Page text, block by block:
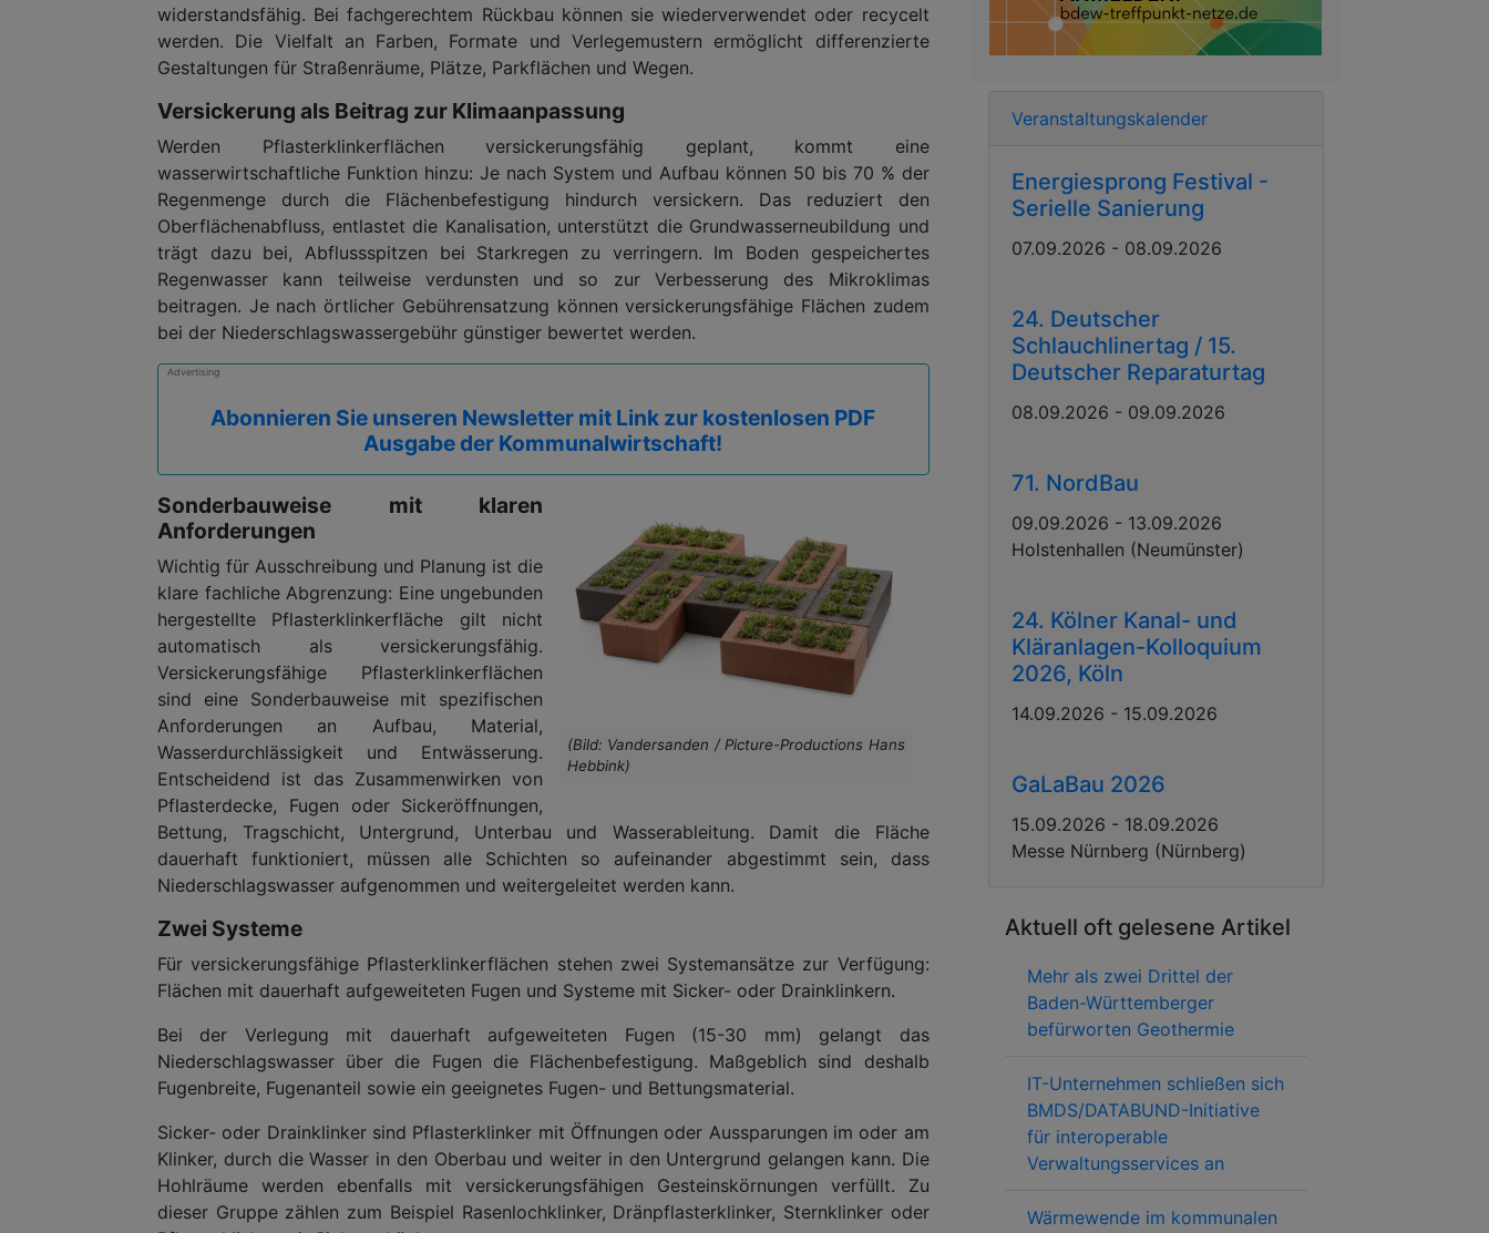
widerstandsfähig. Bei fachgerechtem Rückbau können sie wiederverwendet oder recycelt
werden. Die Vielfalt an Farben, Formate und Verlegemustern ermöglicht differenzierte
Gestaltungen für Straßenräume, Plätze, Parkflächen und Wegen.
Versickerung als Beitrag zur Klimaanpassung
Werden Pflasterklinkerflächen versickerungsfähig geplant, kommt eine
wasserwirtschaftliche Funktion hinzu: Je nach System und Aufbau können 50 bis 70 % der
Regenmenge durch die Flächenbefestigung hindurch versickern. Das reduziert den
Oberflächenabfluss, entlastet die Kanalisation, unterstützt die Grundwasserneubildung und
trägt dazu bei, Abflussspitzen bei Starkregen zu verringern. Im Boden gespeichertes
Regenwasser kann teilweise verdunsten und so zur Verbesserung des Mikroklimas
beitragen. Je nach örtlicher Gebührensatzung können versickerungsfähige Flächen zudem
bei der Niederschlagswassergebühr günstiger bewertet werden.
Advertising
Abonnieren Sie unseren Newsletter mit Link zur kostenlosen PDF
Ausgabe der Kommunalwirtschaft!
(Bild: Vandersanden / Picture-Productions Hans
Hebbink)
Sonderbauweise mit klaren
Anforderungen
Wichtig für Ausschreibung und Planung ist die
klare fachliche Abgrenzung: Eine ungebunden
hergestellte Pflasterklinkerfläche gilt nicht
automatisch als versickerungsfähig.
Versickerungsfähige Pflasterklinkerflächen
sind eine Sonderbauweise mit spezifischen
Anforderungen an Aufbau, Material,
Wasserdurchlässigkeit und Entwässerung.
Entscheidend ist das Zusammenwirken von
Pflasterdecke, Fugen oder Sickeröffnungen,
Bettung, Tragschicht, Untergrund, Unterbau und Wasserableitung. Damit die Fläche
dauerhaft funktioniert, müssen alle Schichten so aufeinander abgestimmt sein, dass
Niederschlagswasser aufgenommen und weitergeleitet werden kann.
Zwei Systeme
Für versickerungsfähige Pflasterklinkerflächen stehen zwei Systemansätze zur Verfügung:
Flächen mit dauerhaft aufgeweiteten Fugen und Systeme mit Sicker- oder Drainklinkern.
Bei der Verlegung mit dauerhaft aufgeweiteten Fugen (15-30 mm) gelangt das
Niederschlagswasser über die Fugen die Flächenbefestigung. Maßgeblich sind deshalb
Fugenbreite, Fugenanteil sowie ein geeignetes Fugen- und Bettungsmaterial.
Sicker- oder Drainklinker sind Pflasterklinker mit Öffnungen oder Aussparungen im oder am
Klinker, durch die Wasser in den Oberbau und weiter in den Untergrund gelangen kann. Die
Hohlräume werden ebenfalls mit versickerungsfähigen Gesteinskörnungen verfüllt. Zu
dieser Gruppe zählen zum Beispiel Rasenlochklinker, Dränpflasterklinker, Sternklinker oder
Veranstaltungskalender
Energiesprong Festival -
Serielle Sanierung
07.09.2026 - 08.09.2026
24. Deutscher
Schlauchlinertag / 15.
Deutscher Reparaturtag
08.09.2026 - 09.09.2026
71. NordBau
09.09.2026 - 13.09.2026
Holstenhallen (Neumünster)
24. Kölner Kanal- und
Kläranlagen-Kolloquium
2026, Köln
14.09.2026 - 15.09.2026
GaLaBau 2026
15.09.2026 - 18.09.2026
Messe Nürnberg (Nürnberg)
Aktuell oft gelesene Artikel
Mehr als zwei Drittel der
Baden-Württemberger
befürworten Geothermie
IT-Unternehmen schließen sich
BMDS/DATABUND-Initiative
für interoperable
Verwaltungsservices an
Wärmewende im kommunalen